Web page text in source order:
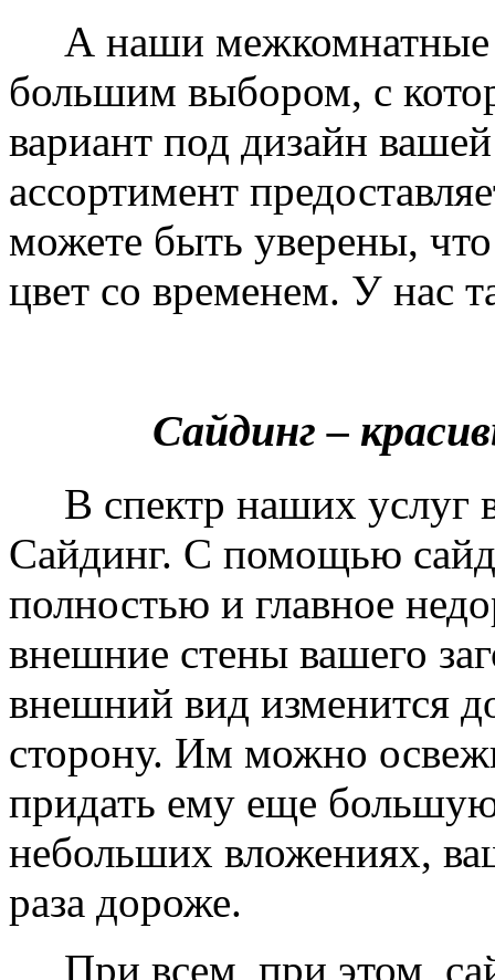
А наши межкомнатные
большим выбором, с
вариант под дизайн
ассортимент
можете быть уверены,
цвет со временем. У нас
Сайдинг –
В спектр наших услуг
Сайдинг. С помощью
полностью и главное
внешние стены вашего
внешний вид изменится
сторону. Им можно
придать ему еще
небольших вложениях,
раза дороже.
При всем, при этом,